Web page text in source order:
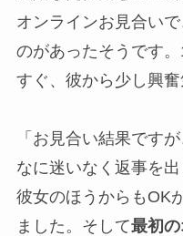
オンラインお見合い
のがあったそうです
すぐ、彼から少し興奮
「お見合い結果です
なに迷いなく返事を
彼女のほうからもOK
ました。そして最初